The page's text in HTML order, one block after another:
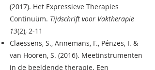
(2017). Het Expressieve Therapies
Continuüm. Tijdschrift voor Vaktherapie
13(2), 2-11
Claessens, S., Annemans, F., Pénzes, I. &
van Hooren, S. (2016). Meetinstrumenten
in de beeldende therapie. Een